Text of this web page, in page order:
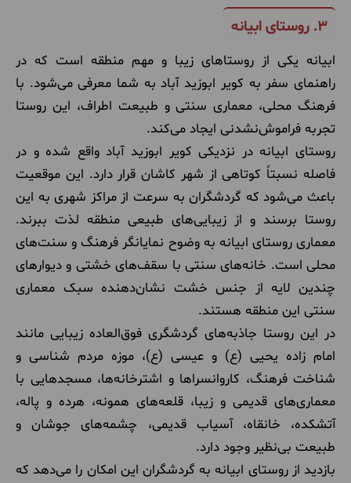
3. روستای ابیانه
ابیانه یکی از روستاهای زیبا و مهم منطقه است که در
راهنمای سفر به کویر ابوزید آباد به شما معرفی می‌شود. با
فرهنگ محلی، معماری سنتی و طبیعت اطراف، این روستا
تجربه فراموش‌نشدنی ایجاد می‌کند.
روستای ابیانه در نزدیکی کویر ابوزید آباد واقع شده و در
فاصله نسبتاً کوتاهی از شهر کاشان قرار دارد. این موقعیت
باعث می‌شود که گردشگران به سرعت از مراکز شهری به این
روستا برسند و از زیبایی‌های طبیعی منطقه لذت ببرند.
معماری روستای ابیانه به وضوح نمایانگر فرهنگ و سنت‌های
محلی است. خانه‌های سنتی با سقف‌های خشتی و دیوارهای
چندین لایه از جنس خشت نشان‌دهنده سبک معماری
سنتی این منطقه هستند.
در این روستا جاذبه‌های گردشگری فوق‌العاده زیبایی مانند
امام زاده یحیی (ع) و عیسی (ع)، موزه مردم شناسی و
شناخت فرهنگ، کاروانسرا‌ها و اشترخانه‌ها، مسجد‌هایی با
معماری‌های قدیمی ‌و زیبا، قلعه‌های همونه، هرده و پاله،
آتشکده، خانقاه، آسیاب قدیمی، چشمه‌های جوشان و
طبیعت بی‌نظیر وجود دارد.
بازدید از روستای ابیانه به گردشگران این امکان را می‌دهد که